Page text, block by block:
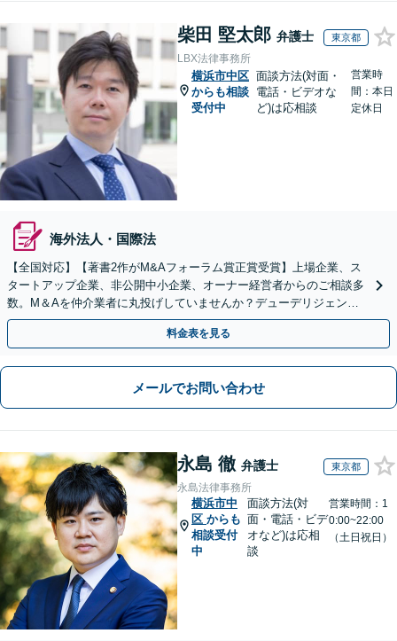
柴田 堅太郎 弁護士 東京都
LBX法律事務所
横浜市中区
からも相談
受付中
面談方法(対面・
電話・ビデオな
ど)は応相談
営業時
間：本日
定休日
海外法人・国際法
【全国対応】【著書2作がM&Aフォーラム賞正賞受賞】上場企業、ス
タートアップ企業、非公開中小企業、オーナー経営者からのご相談多
数。M＆Aを仲介業者に丸投げしていませんか？デューデリジェンス
や契約書作成・交渉はお任せください【初回無料】
料金表を見る
メールでお問い合わせ
永島 徹 弁護士 東京都
永島法律事務所
横浜市中
区 からも
相談受付
中
面談方法(対
面・電話・ビデ
オなど)は応相
談
営業時間：1
0:00~22:00
（土日祝日）